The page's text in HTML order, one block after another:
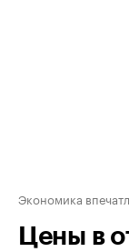
Экономика
Цены в